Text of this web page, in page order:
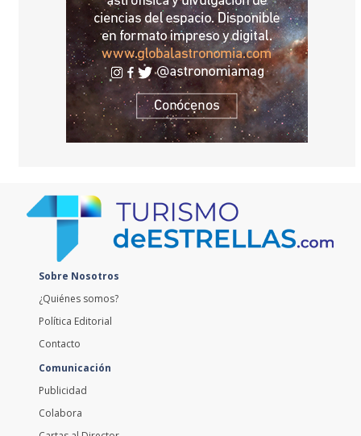
Sobre Nosotros
¿Quiénes somos?
Política Editorial
Contacto
Comunicación
Publicidad
Colabora